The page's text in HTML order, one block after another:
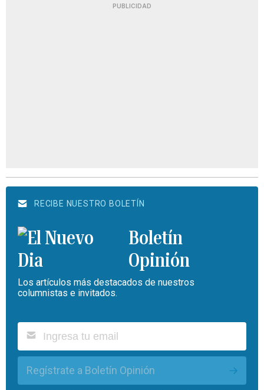
PUBLICIDAD
RECIBE NUESTRO BOLETÍN
Boletín
Opinión
Los artículos más destacados de nuestros
columnistas e invitados.
Regístrate a Boletín Opinión